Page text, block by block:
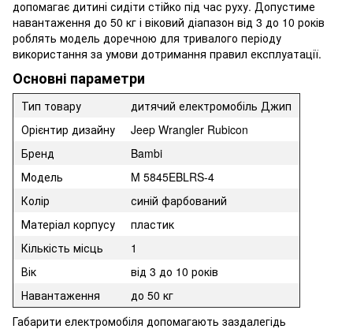
допомагає дитині сидіти стійко під час руху. Допустиме
навантаження до 50 кг і віковий діапазон від 3 до 10 років
роблять модель доречною для тривалого періоду
використання за умови дотримання правил експлуатації.
Основні параметри
Тип товару
дитячий електромобіль Джип
Орієнтир дизайну
Jeep Wrangler Rubicon
Бренд
Bambi
Модель
M 5845EBLRS-4
Колір
синій фарбований
Матеріал корпусу
пластик
Кількість місць
1
Вік
від 3 до 10 років
Навантаження
до 50 кг
Габарити електромобіля допомагають заздалегідь